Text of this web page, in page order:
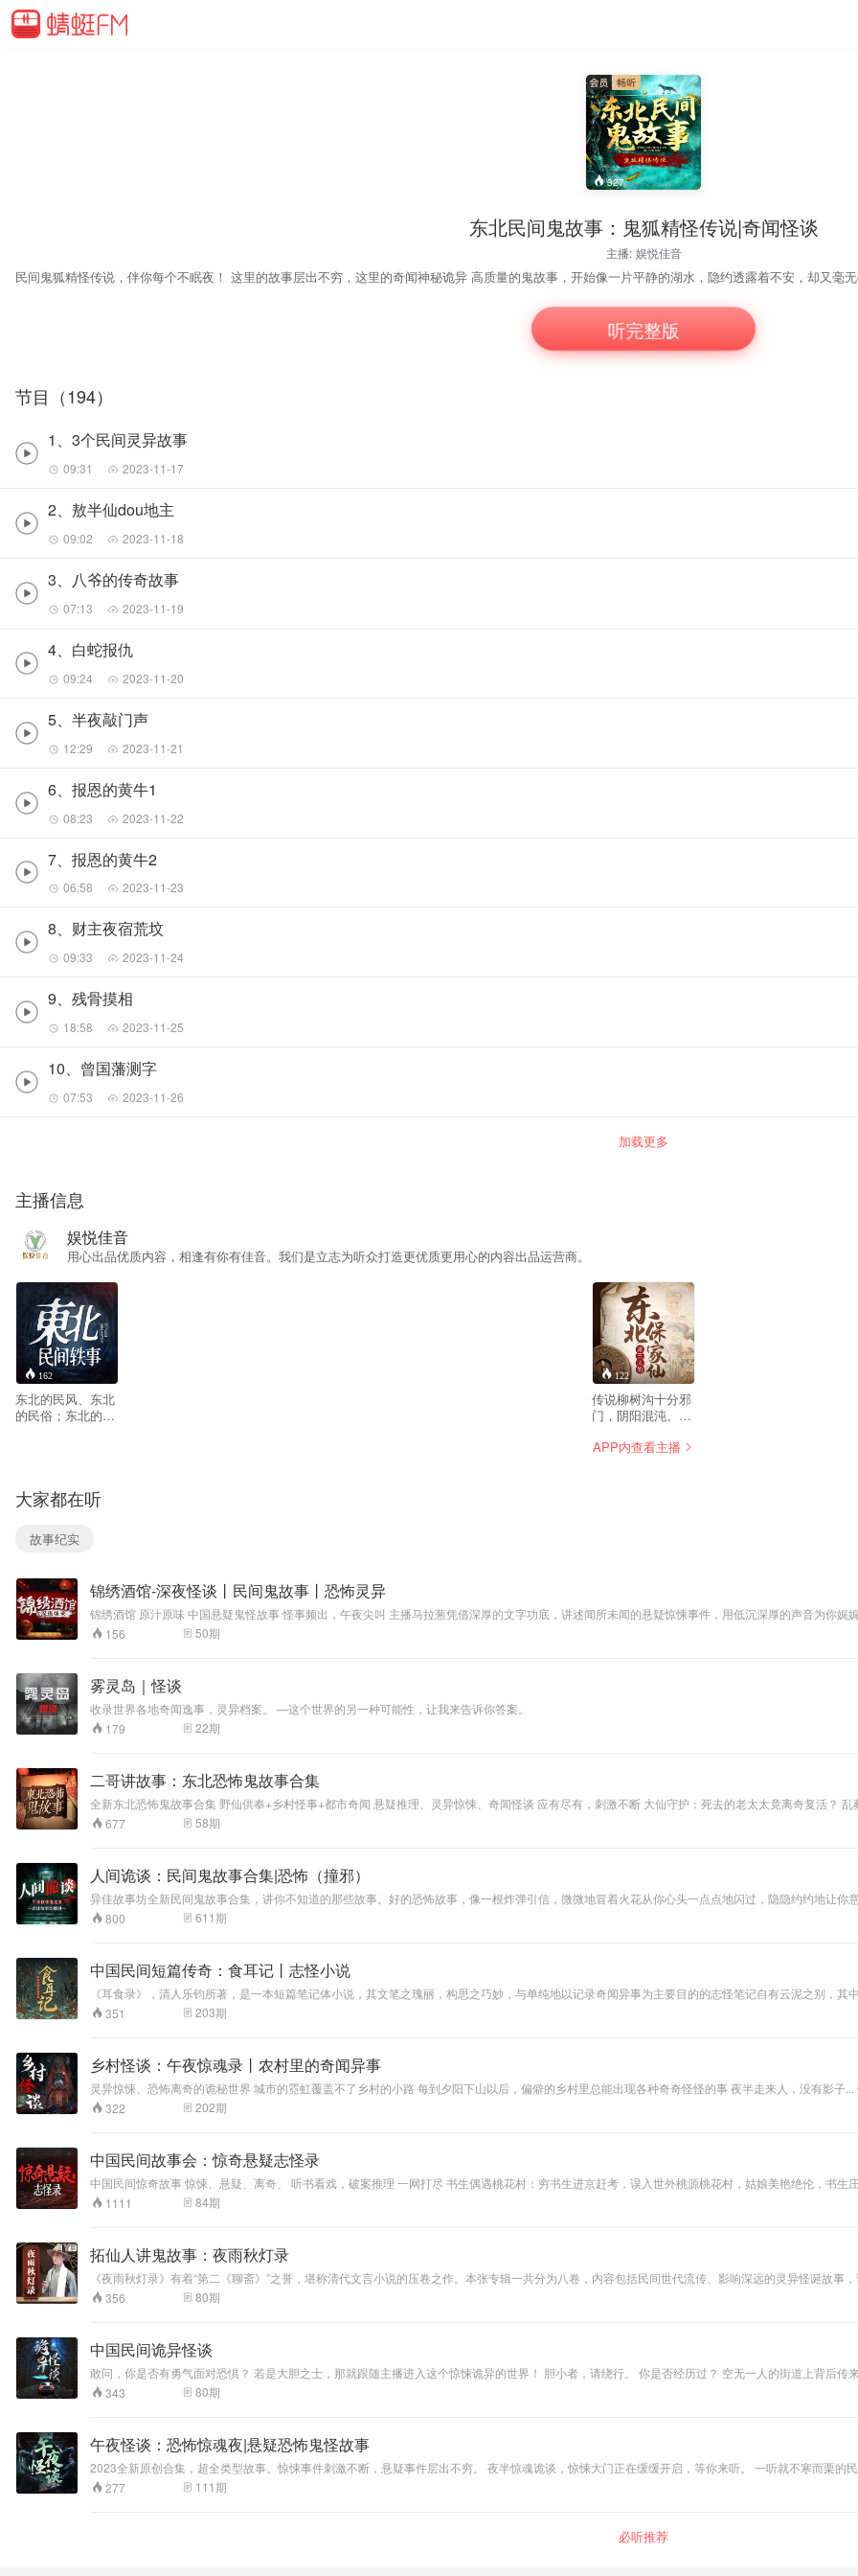
327
东北民间鬼故事：鬼狐精怪传说|奇闻怪谈
主播: 娱悦佳音
听完整版
节目（194）
1、3个民间灵异故事
09:31 2023-11-17
2、敖半仙dou地主
09:02 2023-11-18
3、八爷的传奇故事
07:13 2023-11-19
4、白蛇报仇
09:24 2023-11-20
5、半夜敲门声
12:29 2023-11-21
6、报恩的黄牛1
08:23 2023-11-22
7、报恩的黄牛2
06:58 2023-11-23
8、财主夜宿荒坟
09:33 2023-11-24
9、残骨摸相
18:58 2023-11-25
10、曾国藩测字
07:53 2023-11-26
加载更多
主播信息
娱悦佳音
用心出品优质内容，相逢有你有佳音。我们是立志为听众打造更优质更用心的内容出品运营商。
162
东北的民风、东北
的民俗；东北的乡
农村为时代背景。
根据我国东北广为
流传着的一些民间
的精彩传说，精心
主要描述了男主人
公金明的坎坷人生
之路。从少年到中
年的传奇成长经
历。以淳朴逼真的
将人世间的善、
恶、美、丑依一展
现。 届时，五位一
直被民间热传的五
大圣身，将汇聚本
东北。 本书立志于
教育人、感化人，
崇尚正义、反对邪
恶。以寓教于乐于
讲述。 那么金明又
和五家身圣有何渊
源呢？欲知后事如
何，听我慢慢道来
122
传说柳树沟十分邪
门，阴阳混沌。我
进柳树沟，从此历
的通往县城。另外
一条，在村西南，
一些年纪大的人以
的，是下生产队，
户。而我们家住在
东边的“上队”，大
APP内查看主播
大家都在听
故事纪实
锦绣酒馆-深夜怪谈丨民间鬼故事丨恐怖灵异
锦绣酒馆 原汁原味 中国悬疑鬼怪故事 怪事频出，午夜尖叫 主播马拉葱凭借深厚的文字功底，讲述闻所未闻的悬疑惊悚事件，用低沉深厚的声音为你娓娓道来，故事情节跌宕起伏，悬念迭生。 这些诡异的故事总能勾起人
们的好奇心，让人忍不住一探究竟......故事有料，有逻辑，有曲折，环环相扣，惊险刺激不停歇。
156 50期
雾灵岛｜怪谈
收录世界各地奇闻逸事，灵异档案。 —这个世界的另一种可能性，让我来告诉你答案。
179
22期
二哥讲故事：东北恐怖鬼故事合集
全新东北恐怖鬼故事合集 野仙供奉+乡村怪事+都市奇闻 悬疑推理、灵异惊悚、奇闻怪谈 应有尽有，刺激不断 大仙守护：死去的老太太竟离奇复活？ 乱葬岗召魂：无名尸体神秘失踪 哭泣的古井：古宅枯井里为何传来灵
异哭声？ 灵异加油站：无人车辆将驶向何方？ 高质量的恐怖故事，开始像一片平静的湖水，隐约透露着不安，却又毫无破绽。直到泛起丝丝涟漪，在恐惧中等待着难以预料的事情发生，层层递进，真相才慢慢浮出水
面…… 看仙家手段，听民间怪事。就在今夜，踏上一场惊险刺激之旅。
677 58期
人间诡谈：民间鬼故事合集|恐怖（撞邪）
异佳故事坊全新民间鬼故事合集，讲你不知道的那些故事。好的恐怖故事，像一根炸弹引信，微微地冒着火花从你心头一点点地闪过，隐隐约约地让
这，才是最恐怖的。 恐惧不一定来自于故事，也可能是来自于人的经历与内心，或许，当你听了第一遍没觉得有什么，可如果仔细揣摩的话，也许你会发觉，它……就在你身边…… 是真？是假？由你来判断，跟着
我……我带你去聆听这个世界的另一面……
800 611期
中国民间短篇传奇：食耳记丨志怪小说
《耳食录》，清人乐钧所著，是一本短篇笔记体小说，其文笔之瑰丽，构思之巧妙，与单纯地以记录奇闻异事为主要目的的志怪笔记自有云泥之别，其中一些篇目完全与《
小,但各具面目,各隐理趣。精巧的艺术构思从多侧面反映了明末清初丰富多彩的社会生活,且其构思精巧，在琐屑、平凡之中见深刻，在离奇、怪诞中含
从对话中感受到说话者的音容笑貌,了解人物性格,体会人物的内心感。 《耳食录》中波澜诡橘的想象力是古代笔记小说中璨若星河的瑰宝。将人幻化
351 203期
乡村怪谈：午夜惊魂录丨农村里的奇闻异事
灵异惊悚、恐怖离奇的诡秘世界 城市的霓虹覆盖不了乡村的小路 每到夕阳下山以后，偏僻的乡村里总能出现各种奇奇怪怪的事 夜半走来人，没有影子
322
202期
中国民间故事会：惊奇悬疑志怪录
中国民间惊奇故事 惊悚、悬疑、离奇、 听书看戏，破案推理 一网打尽 书生偶遇桃花村：穷书生进京赶考，误入世外桃源桃花村，姑娘美艳绝伦，书生庄周梦蝶。 永乐帝破案：永乐皇帝下令采购绸缎，官员的报价层次不
齐，究竟谁虚报金额？ 黄鼠狼报恩：东北黄仙显灵，算命求财看因缘，样样皆准，大仙来袭！ 民间故事会，趣闻故事2022精编合集。 人物形象鲜活，故事情节立体 说书演义，抽丝剥茧细细道来 三大亮点让你无法拒
绝，民间故事多神秘诡谲 亮点一：民间传说与推理破案，孰真孰假认真辨 亮点二：2022全新精编合集，独家内容全网首播。 亮点三：男女皆宜，深夜陪伴，胆小鬼也敢听的故事。
1111 84期
拓仙人讲鬼故事：夜雨秋灯录
《夜雨秋灯录》有着“第二《聊斋》”之誉，堪称清代文言小说的压卷之作。本张专辑一共分为八卷，内容包括民间世代流传、影响深远的灵异怪诞故
了甚是可怕！ 在听故事的同时引爆你的想象力。用的是中国人思维，讲述那些神怪鬼狐，在悠闲的时光中，品一杯茶，听拓仙人全新的经典之作，聊
356 80期
中国民间诡异怪谈
敢问，你是否有勇气面对恐惧？ 若是大胆之士，那就跟随主播进入这个惊悚诡异的世界！ 胆小者，请绕行。 你是否经历过？ 空无一人的街道上背后
置多年的楼上传来诡异莫名的弹珠落地声； 学校厕所被封掉的楼层惊现朵朵白纸花； 睡前不得不听的鬼故事，本专辑包含了乡村、学校、医院等多种
暗，感受心脏在胸腔内跳动的节奏，享受惊吓，进入令人毛骨悚然的世界，墓地里鬼魂的盛宴，凶宅里怨灵的呼唤，华灯下百鬼的夜行......揭开真相的
343 80期
午夜怪谈：恐怖惊魂夜|悬疑恐怖鬼怪故事
2023全新原创合集，超全类型故事。惊悚事件刺激不断，悬疑事件层出不穷。 夜半惊魂诡谈，惊悚大门正在缓缓开启，等你来听。 一听就不寒而栗的
哭声，一桩桩一件件，忍不住想一探究竟。 本专辑午夜怪谈惊魂夜，恐怖之处就在于贴近生活，让人感觉真实发生的，是人们口口相传的怪谈、灵异
人千万不要看！ 优质悬疑故事主播逗号讲故事精彩演绎，极具氛围感，全方位满足你的猎奇心理，带你进入恐怖惊悚世界，寻找埋在故事下的人情冷暖
277 111期
必听推荐